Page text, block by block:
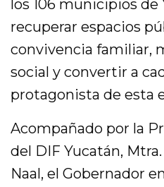
los 106 municipios de
recuperar espacios
convivencia familiar,
social y convertir a
protagonista de esta
Acompañado por la
del DIF Yucatán,
Naal, el Gobernador